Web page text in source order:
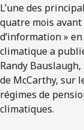
L’une des
quatre mois
d’information »
climatique a
Randy
de McCarthy, sur
régimes de
climatiques.